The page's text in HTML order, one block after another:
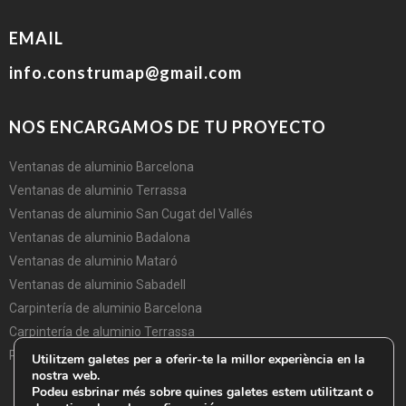
EMAIL
info.construmap@gmail.com
NOS ENCARGAMOS DE TU PROYECTO
Ventanas de aluminio Barcelona
Ventanas de aluminio Terrassa
Ventanas de aluminio San Cugat del Vallés
Ventanas de aluminio Badalona
Ventanas de aluminio Mataró
Ventanas de aluminio Sabadell
Carpintería de aluminio Barcelona
Carpintería de aluminio Terrassa
Puertas aluminio Barcelona
Utilitzem galetes per a oferir-te la millor experiència en la
nostra web.
Podeu esbrinar més sobre quines galetes estem utilitzant o